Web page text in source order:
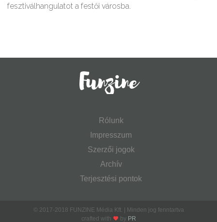
fesztiválhangulatot a festői városba.
Rólunk
Impresszum
Szerzői jogok
Archív
Terjesztési pontok
© 2017-2018 FUNZINE Média Kft. | Minden jog fenntartva
crafted with
by PR